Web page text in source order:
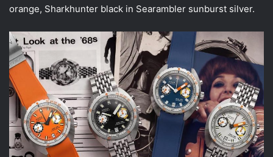
orange, Sharkhunter black in Searambler sunburst silver.